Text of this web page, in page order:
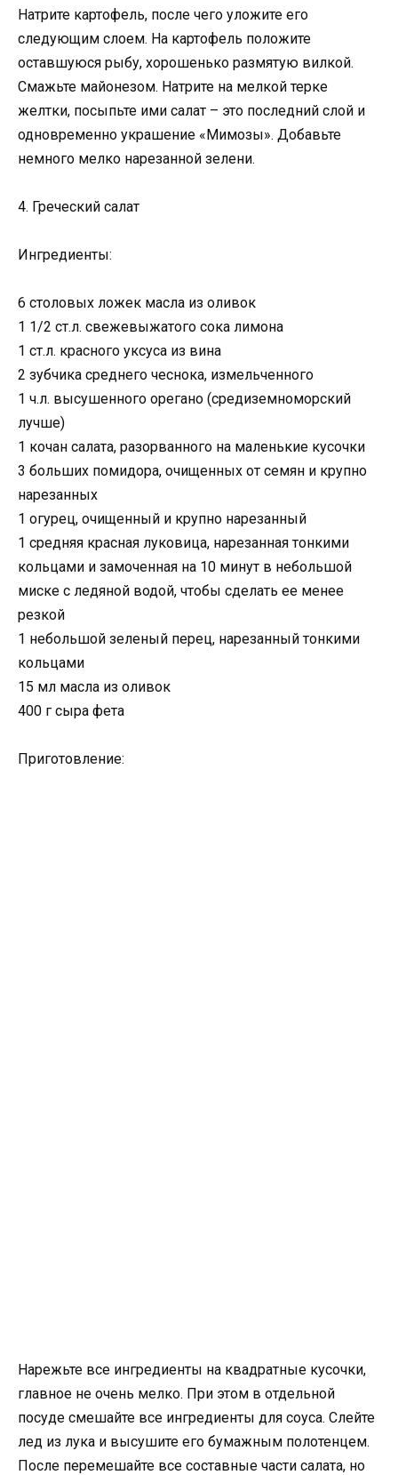
Натрите картофель, после чего уложите его
следующим слоем. На картофель положите
оставшуюся рыбу, хорошенько размятую вилкой.
Смажьте майонезом. Натрите на мелкой терке
желтки, посыпьте ими салат – это последний слой и
одновременно украшение «Мимозы». Добавьте
немного мелко нарезанной зелени.
4. Греческий салат
Ингредиенты:
6 столовых ложек масла из оливок
1 1/2 ст.л. свежевыжатого сока лимона
1 ст.л. красного уксуса из вина
2 зубчика среднего чеснока, измельченного
1 ч.л. высушенного орегано (средиземноморский
лучше)
1 кочан салата, разорванного на маленькие кусочки
3 больших помидора, очищенных от семян и крупно
нарезанных
1 огурец, очищенный и крупно нарезанный
1 средняя красная луковица, нарезанная тонкими
кольцами и замоченная на 10 минут в небольшой
миске с ледяной водой, чтобы сделать ее менее
резкой
1 небольшой зеленый перец, нарезанный тонкими
кольцами
15 мл масла из оливок
400 г сыра фета
Приготовление:
Нарежьте все ингредиенты на квадратные кусочки,
главное не очень мелко. При этом в отдельной
посуде смешайте все ингредиенты для соуса. Слейте
лед из лука и высушите его бумажным полотенцем.
После перемешайте все составные части салата, но